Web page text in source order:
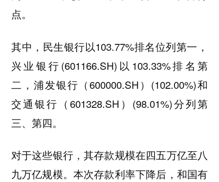
点。
其中，民生银行以103.77%排名位列第一，
兴业银行(601166.SH)以103.33%排名第
二，浦发银行（600000.SH）(102.00%)和
交通银行（601328.SH）(98.01%)分列第
三、第四。
对于这些银行，其存款规模在四五万亿至八
九万亿规模。本次存款利率下降后，和国有